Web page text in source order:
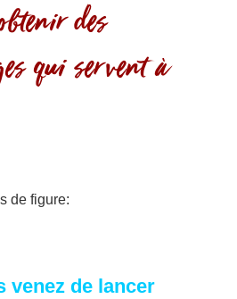
des
qui servent à
de figure:
venez de lancer